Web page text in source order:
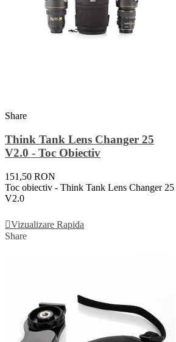
Share
Think Tank Lens Changer 25
V2.0 - Toc Obiectiv
151,50 RON
Toc obiectiv - Think Tank Lens Changer 25
V2.0
Vizualizare Rapida
Share